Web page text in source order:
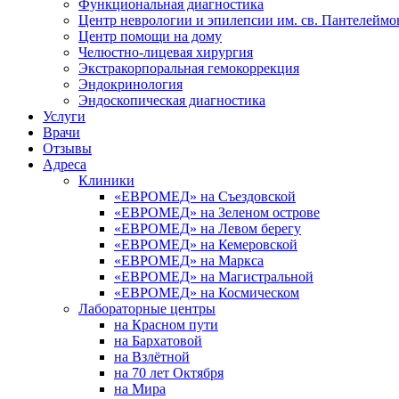
Функциональная диагностика
Центр неврологии и эпилепсии им. св.
Центр помощи на дому
Челюстно-лицевая хирургия
Экстракорпоральная гемокоррекция
Эндокринология
Эндоскопическая диагностика
Услуги
Врачи
Отзывы
Адреса
Клиники
«ЕВРОМЕД» на Съездовской
«ЕВРОМЕД» на Зеленом острове
«ЕВРОМЕД» на Левом берегу
«ЕВРОМЕД» на Кемеровской
«ЕВРОМЕД» на Маркса
«ЕВРОМЕД» на Магистральной
«ЕВРОМЕД» на Космическом
Лабораторные центры
на Красном пути
на Бархатовой
на Взлётной
на 70 лет Октября
на Мира